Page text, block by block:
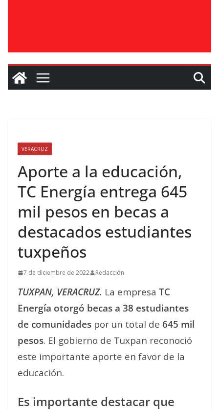
VERACRUZ
Aporte a la educación,
TC Energía entrega 645
mil pesos en becas a
destacados estudiantes
tuxpeños
7 de diciembre de 2022 Redacción
TUXPAN, VERACRUZ. La empresa TC
Energía otorgó becas a 38 estudiantes
de comunidades por un total de 645 mil
pesos. El gobierno de Tuxpan reconoció
este importante aporte en favor de la
educación.
Es importante destacar que